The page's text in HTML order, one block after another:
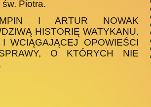
Piotra.
I ARTUR NOWAK
HISTORIĘ WATYKANU.
WCIĄGAJĄCEJ OPOWIEŚCI
O KTÓRYCH NIE